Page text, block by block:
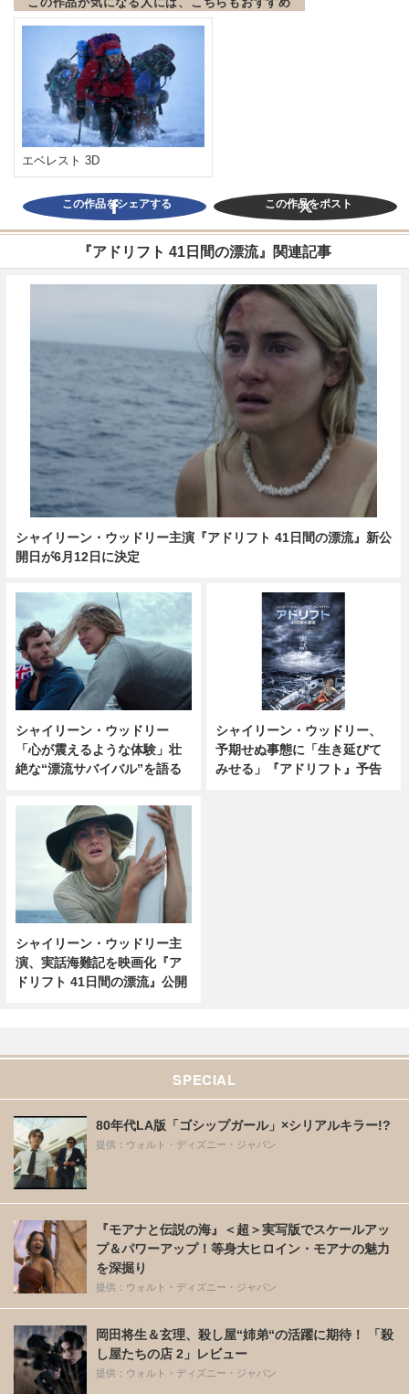
エベレスト 3D
この作品をシェアする この作品をポスト
『アドリフト 41日間の漂流』関連記事
シャイリーン・ウッドリー主演『アドリフト 41日間の漂流』新公
開日が6月12日に決定
シャイリーン・ウッドリー
「心が震えるような体験」壮
絶な“漂流サバイバル”を語る
シャイリーン・ウッドリー、
予期せぬ事態に「生き延びて
みせる」『アドリフト』予告
シャイリーン・ウッドリー主
演、実話海難記を映画化『ア
ドリフト 41日間の漂流』公開
SPECIAL
80年代LA版「ゴシップガール」×シリアルキラー!?
提供：ウォルト・ディズニー・ジャパン
『モアナと伝説の海』＜超＞実写版でスケールアッ
プ＆パワーアップ！等身大ヒロイン・モアナの魅力
を深掘り
提供：ウォルト・ディズニー・ジャパン
岡田将生＆玄理、殺し屋“姉弟“の活躍に期待！ 「殺
し屋たちの店 2」レビュー
提供：ウォルト・ディズニー・ジャパン